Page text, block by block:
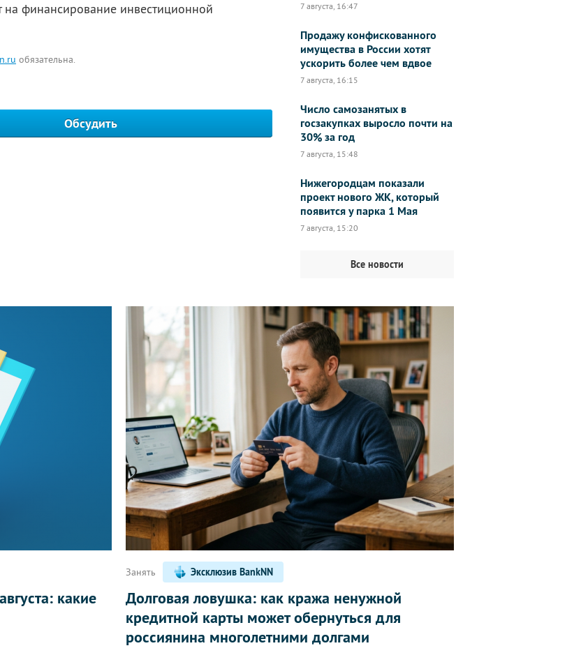
финансирование инвестиционной
обязательна.
Обсудить
7 августа, 16:47
Продажу конфискованного
имущества в России хотят
ускорить более чем вдвое
7 августа, 16:15
Число самозанятых в
госзакупках выросло почти на
30% за год
7 августа, 15:48
Нижегородцам показали
проект нового ЖК, который
появится у парка 1 Мая
7 августа, 15:20
Все новости
какие
Занять Эксклюзив BankNN
Долговая ловушка: как кража ненужной
кредитной карты может обернуться для
россиянина многолетними долгами